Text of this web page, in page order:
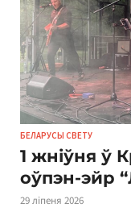
БЕЛАРУСЫ СВЕТУ
1 жніўня ў
оўпэн-эйр
29 ліпеня 2026